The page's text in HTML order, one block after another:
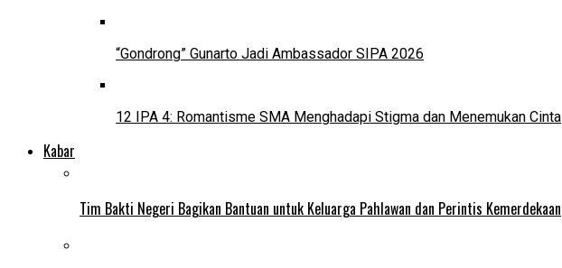
“Gondrong” Gunarto Jadi Ambassador SIPA 2026
12 IPA 4: Romantisme SMA Menghadapi Stigma dan Menemukan Cinta
Kabar
Tim Bakti Negeri Bagikan Bantuan untuk Keluarga Pahlawan dan Perintis Kemerdekaan